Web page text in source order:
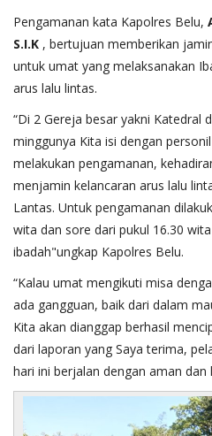
Pengamanan kata Kapolres Belu,
S.I.K , bertujuan memberikan
untuk umat yang melaksanakan
arus lalu lintas.
“Di 2 Gereja besar yakni Katedral
minggunya Kita isi dengan
melakukan pengamanan,
menjamin kelancaran arus lalu
Lantas. Untuk pengamanan
wita dan sore dari pukul 16.30
ibadah"ungkap Kapolres Belu.
“Kalau umat mengikuti misa
ada gangguan, baik dari dalam
Kita akan dianggap berhasil
dari laporan yang Saya terima,
hari ini berjalan dengan aman dan